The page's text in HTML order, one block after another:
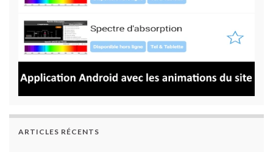
ARTICLES RÉCENTS